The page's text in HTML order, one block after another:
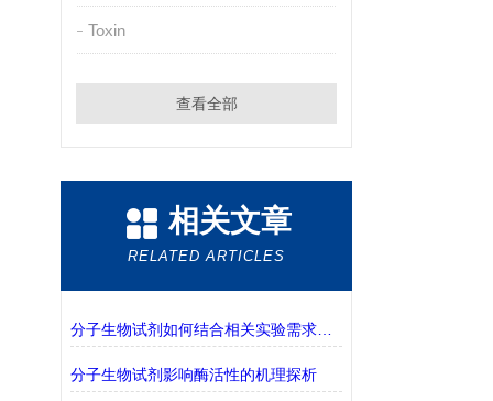
Toxin
查看全部
相关文章
RELATED ARTICLES
分子生物试剂如何结合相关实验需求进行选择？
分子生物试剂影响酶活性的机理探析